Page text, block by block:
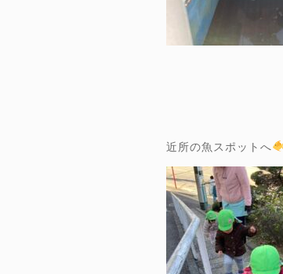
近所の魚スポットへ